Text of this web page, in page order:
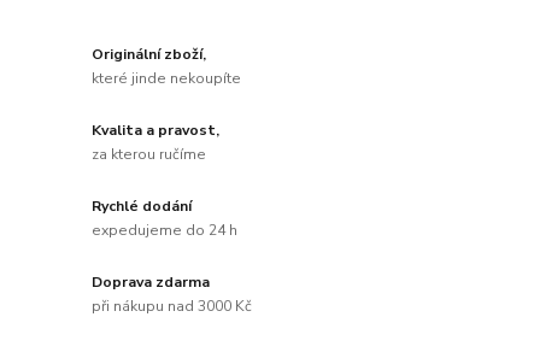
Originální zboží,
které jinde nekoupíte
Kvalita a pravost,
za kterou ručíme
Rychlé dodání
expedujeme do 24 h
Doprava zdarma
při nákupu nad 3000 Kč